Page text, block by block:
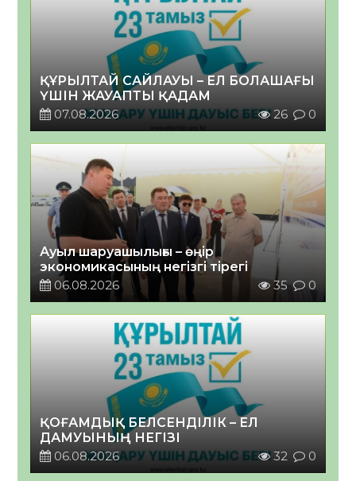
ҚҰРЫЛТАЙ САЙЛАУЫ – ЕЛ БОЛАШАҒЫ
ҮШІН ЖАУАПТЫ ҚАДАМ
07.08.2026
26 0
Ауыл шаруашылығы – өңір
экономикасының негізгі тірегі
06.08.2026
35 0
ҚОҒАМДЫҚ БЕЛСЕНДІЛІК – ЕЛ
ДАМУЫНЫҢ НЕГІЗІ
06.08.2026
32 0